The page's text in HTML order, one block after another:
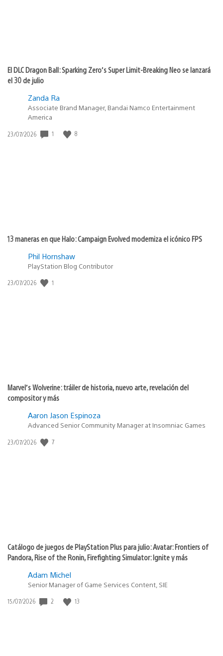
El DLC Dragon Ball: Sparking Zero’s Super Limit-Breaking Neo se lanzará
el 30 de julio
Zanda Ra
Associate Brand Manager, Bandai Namco Entertainment
America
Fecha
23/07/2026 1 8
13 maneras en que Halo: Campaign Evolved moderniza el icónico FPS
Phil Hornshaw
PlayStation Blog Contributor
Fecha
23/07/2026 1
Marvel’s Wolverine: tráiler de historia, nuevo arte, revelación del
compositor y más
Aaron Jason Espinoza
Advanced Senior Community Manager at Insomniac Games
Fecha
23/07/2026 7
Catálogo de juegos de PlayStation Plus para julio: Avatar: Frontiers of
Pandora, Rise of the Ronin, Firefighting Simulator: Ignite y más
Adam Michel
Senior Manager of Game Services Content, SIE
Fecha
15/07/2026 2 13